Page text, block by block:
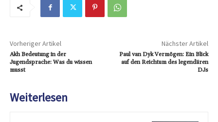
Vorheriger Artikel
Akh Bedeutung in der
Jugendsprache: Was du wissen
musst
Nächster Artikel
Paul van Dyk Vermögen: Ein Blick
auf den Reichtum des legendären
DJs
Weiterlesen